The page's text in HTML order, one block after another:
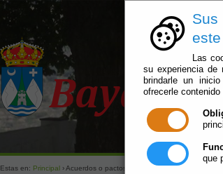
Las
su experiencia de
brindarle un
ofrecerle
que
Estas en: Principal› Acuerdos o pactos reguladores de las